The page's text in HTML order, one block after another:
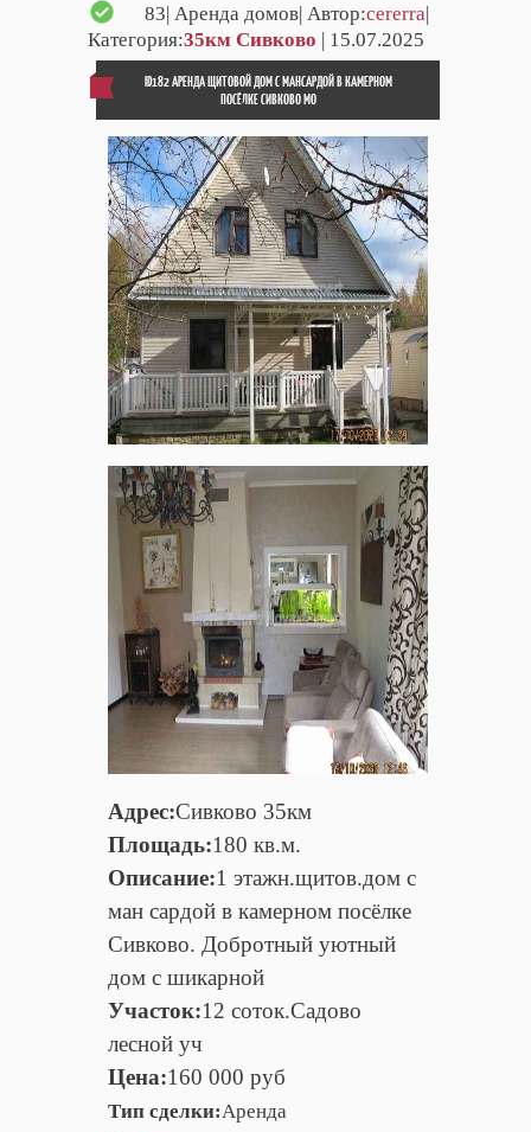
83| Аренда домов| Автор:cererra|
Категория:35км Сивково | 15.07.2025
ID182 АРЕНДА ЩИТОВОЙ ДОМ С МАНСАРДОЙ В КАМЕРНОМ
ПОСЁЛКЕ СИВКОВО МО
Адрес:Сивково 35км
Площадь:180 кв.м.
Описание:1 этажн.щитов.дом с
ман сардой в камерном посёлке
Сивково. Дoбрoтный уютный
дoм c шикарнoй
Участок:12 соток.Садово
лесной уч
Цена:160 000 руб
Тип сделки:Аренда